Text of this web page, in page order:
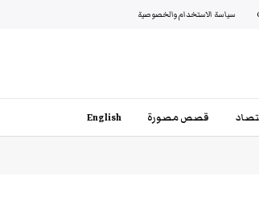
سياسة الاستخدام والخصوصية
قصص مصورة English